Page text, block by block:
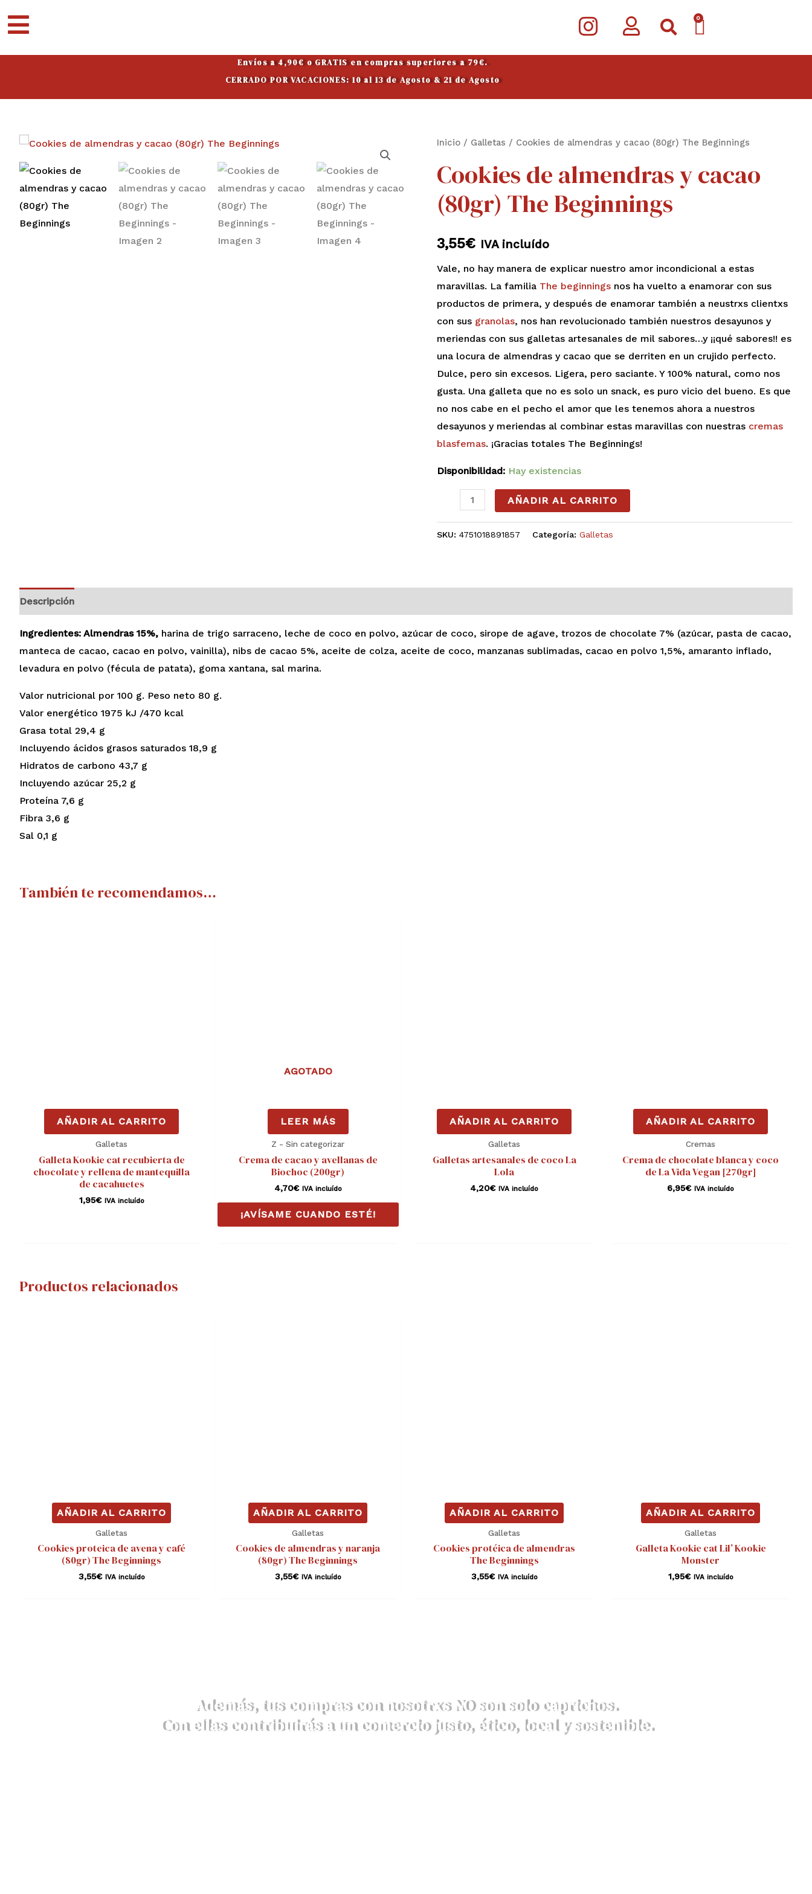
I
n
r
a
m
0
CARRITO
Envíos a 4,90€ o GRATIS en compras superiores a 79€.
CERRADO POR VACACIONES: 10 al 13 de Agosto & 21 de Agosto
Inicio / Galletas / Cookies de almendras y cacao (80gr) The Beginnings
Cookies de almendras y cacao
(80gr) The Beginnings
3,55€ IVA incluído
Vale, no hay manera de explicar nuestro amor incondicional a estas
maravillas. La familia The beginnings nos ha vuelto a enamorar con sus
productos de primera, y después de enamorar también a neustrxs clientxs
con sus granolas, nos han revolucionado también nuestros desayunos y
meriendas con sus galletas artesanales de mil sabores…y ¡¡qué sabores!! es
una locura de almendras y cacao que se derriten en un crujido perfecto.
Dulce, pero sin excesos. Ligera, pero saciante. Y 100% natural, como nos
gusta. Una galleta que no es solo un snack, es puro vicio del bueno. Es que
no nos cabe en el pecho el amor que les tenemos ahora a nuestros
desayunos y meriendas al combinar estas maravillas con nuestras cremas
blasfemas. ¡Gracias totales The Beginnings!
Disponibilidad: Hay existencias
Cookies
almendras
y
cacao
The
Beginnings
cantidad
AÑADIR AL CARRITO
SKU:4751018891857 Categoría:Galletas
Descripción
Ingredientes: Almendras 15%, harina de trigo sarraceno, leche de coco en polvo, azúcar de coco, sirope de agave, trozos de chocolate 7% (azúcar, pasta de cacao,
manteca de cacao, cacao en polvo, vainilla), nibs de cacao 5%, aceite de colza, aceite de coco, manzanas sublimadas, cacao en polvo 1,5%, amaranto inflado,
levadura en polvo (fécula de patata), goma xantana, sal marina.
Valor nutricional por 100 g. Peso neto 80 g.
Valor energético 1975 kJ /470 kcal
Grasa total 29,4 g
Incluyendo ácidos grasos saturados 18,9 g
Hidratos de carbono 43,7 g
Incluyendo azúcar 25,2 g
Proteína 7,6 g
Fibra 3,6 g
Sal 0,1 g
También te recomendamos…
AÑADIR AL CARRITO
Galletas
Galleta Kookie cat recubierta de
chocolate y rellena de mantequilla
de cacahuetes
1,95€ IVA incluído
AGOTADO
LEER MÁS
Z - Sin categorizar
Crema de cacao y avellanas de
Biochoc (200gr)
4,70€ IVA incluído
¡AVÍSAME CUANDO ESTÉ!
AÑADIR AL CARRITO
Galletas
Galletas artesanales de coco La
Lola
4,20€ IVA incluído
AÑADIR AL CARRITO
Cremas
Crema de chocolate blanca y coco
de La Vida Vegan [270gr]
6,95€ IVA incluído
Productos relacionados
AÑADIR AL CARRITO
Galletas
Cookies proteica de avena y café
(80gr) The Beginnings
3,55€ IVA incluído
AÑADIR AL CARRITO
Galletas
Cookies de almendras y naranja
(80gr) The Beginnings
3,55€ IVA incluído
AÑADIR AL CARRITO
Galletas
Cookies protéica de almendras
The Beginnings
3,55€ IVA incluído
AÑADIR AL CARRITO
Galletas
Galleta Kookie cat Lil’ Kookie
Monster
1,95€ IVA incluído
Además, tus compras con nosotrxs NO son solo caprichos.
Con ellas contribuirás a un comercio justo, ético, local y sostenible.